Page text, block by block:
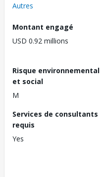
Autres
Montant engagé
USD 0.92 millions
Risque environnemental
et social
M
Services de consultants
requis
Yes